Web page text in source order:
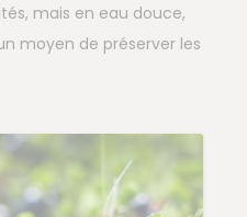
mais en eau douce,
moyen de préserver les